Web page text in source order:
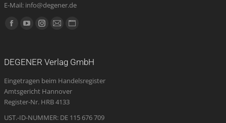
E-Mail: info@degener.de
Finden Sie uns auf:
Facebook
new
window
YouTube
new
window
Instagram
new
window
E-
opens
in
new
Website
new
DEGENER Verlag GmbH
Eingetragen beim Handelsregister
Amtsgericht Hannover
Register-Nr. HRB 4133
UST.-ID-NUMMER: DE 115 676 709